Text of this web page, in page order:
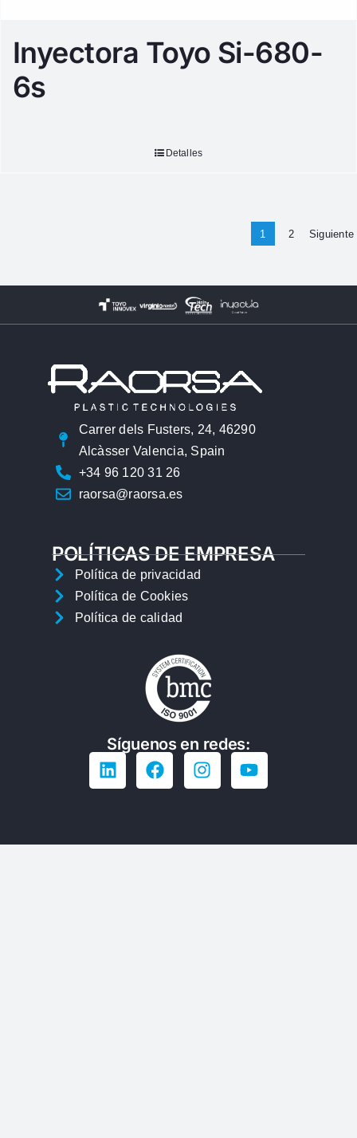
Inyectora Toyo Si-680-
6s
Detalles
1 2 Siguiente
Carrer dels Fusters, 24, 46290
Alcàsser Valencia, Spain
+34 96 120 31 26
raorsa@raorsa.es
POLÍTICAS DE EMPRESA
Política de privacidad
Política de Cookies
Política de calidad
Síguenos en redes: